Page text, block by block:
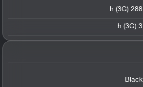
288 h (3G)
3 h (3G)
Black